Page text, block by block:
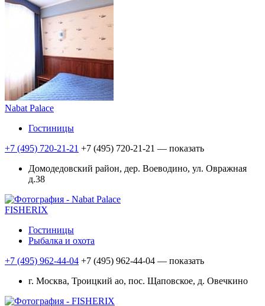
Nabat Palace
Гостиницы
+7 (495) 720-21-21 +7 (495) 720-21-21 — показать
Домодедовский район, дер. Воеводино, ул. Овражная
д.38
FISHERIX
Гостиницы
Рыбалка и охота
+7 (495) 962-44-04 +7 (495) 962-44-04 — показать
г. Москва, Троицкий ао, пос. Щаповское, д. Овечкино